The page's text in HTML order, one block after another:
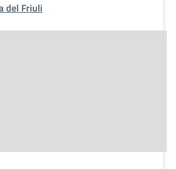
del Friuli